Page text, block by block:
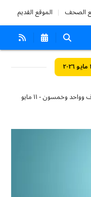
الصحف الموقع القديم